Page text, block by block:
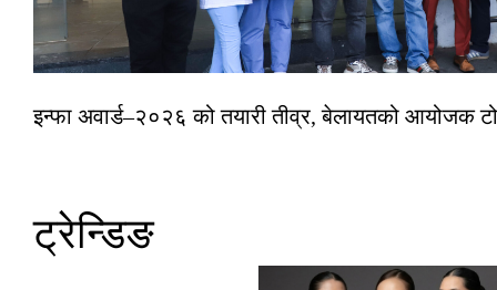
इन्फा अवार्ड–२०२६ को तयारी तीव्र, बेलायतको आयोजक
ट्रेन्डिङ